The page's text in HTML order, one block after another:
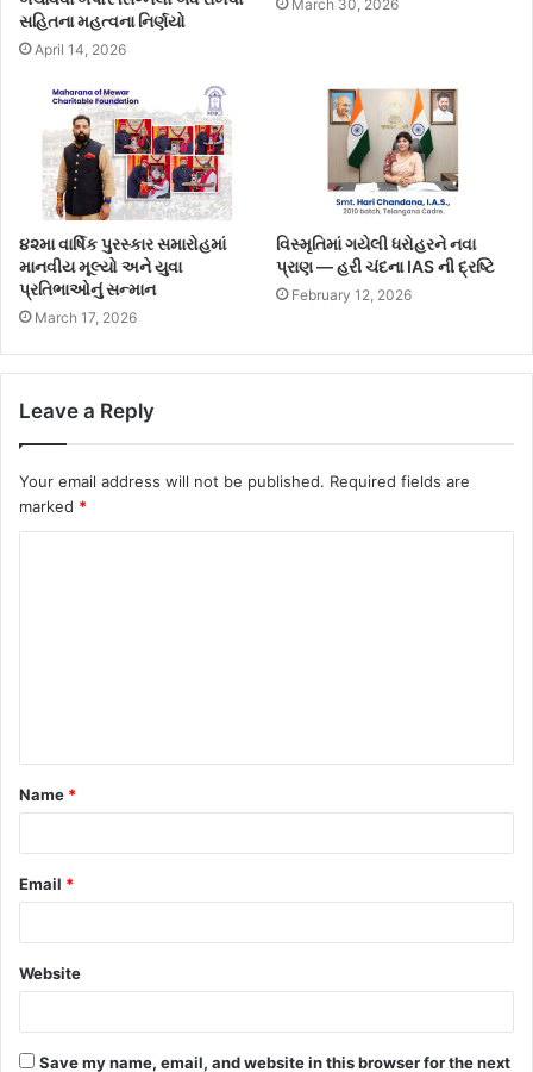
સહિતના મહત્વના નિર્ણયો
April 14, 2026
March 30, 2026
૪૨મા વાર્ષિક પુરસ્કાર સમારોહમાં
માનવીય મૂલ્યો અને યુવા
પ્રતિભાઓનું સન્માન
March 17, 2026
વિસ્મૃતિમાં ગયેલી ધરોહરને નવા
પ્રાણ — હરી ચંદના IAS ની દ્રષ્ટિ
February 12, 2026
Leave a Reply
Your email address will not be published. Required fields are
marked *
Name *
Email *
Website
Save my name, email, and website in this browser for the next